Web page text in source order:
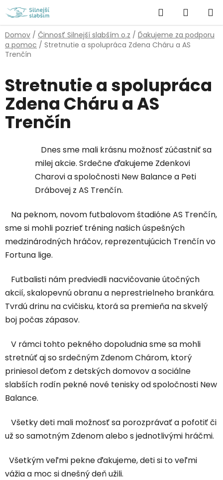
Prejsť
na
obsah
Hľadať
KOŠÍK
Domov / Činnosť Silnejší slabším o.z / Ďakujeme za podporu
a pomoc / Stretnutie a spolupráca Zdena Cháru a AS
Trenčín
Stretnutie a spolupráca
Zdena Cháru a AS
Trenčín
Dnes sme mali krásnu možnosť zúčastniť sa
milej akcie. Srdečne ďakujeme Zdenkovi
Charovi a spoločnosti New Balance a Peti
Drábovej z AS Trenčín.
Na peknom, novom futbalovom štadióne AS Trenčín,
sme si mohli pozrieť tréning našich úspešných
medzinárodných hráčov, reprezentujúcich Trenčín vo
Fortuna lige.
Futbalisti nám predviedli nacvičovanie útočných
akcií, skalopevnú obranu a neprestrielneho brankára.
Tvrdú drinu na cvičisku, ktorá sa premieňa na skvelý
boj počas zápasov.
V rámci tohto pekného dopoludnia sme sa mohli
stretnúť aj so srdečným Zdenom Chárom, ktorý
priniesol deťom z detských domovov a sociálne
slabších rodín pekné nové tenisky od spoločnosti New
Balance.
Všetky deti mali možnosť sa porozprávať a pofotiť či
už so samotným Zdenom alebo s jednotlivými hráčmi.
Všetkým veľmi pekne ďakujeme, deti si to veľmi
vážia a moc si dnešný deň užili.